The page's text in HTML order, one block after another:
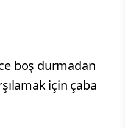
boş durmadan
için çaba